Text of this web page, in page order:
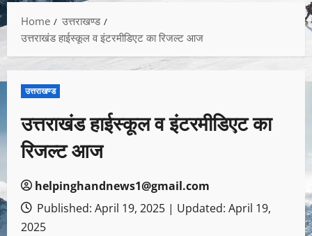
Home
उत्तराखण्ड
उत्तराखंड हाईस्कूल व इंटरमीडिएट का रिजल्ट आज
उत्तराखण्ड
उत्तराखंड हाईस्कूल व इंटरमीडिएट का
रिजल्ट आज
helpinghandnews1@gmail.com
Published: April 19, 2025 | Updated: April 19,
2025